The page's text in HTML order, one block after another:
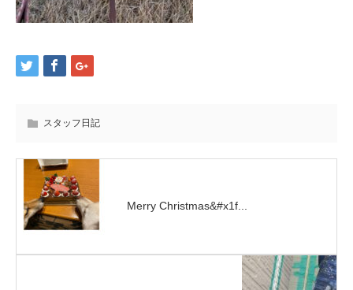
スタッフ日記
Merry Christmas&#x1f...